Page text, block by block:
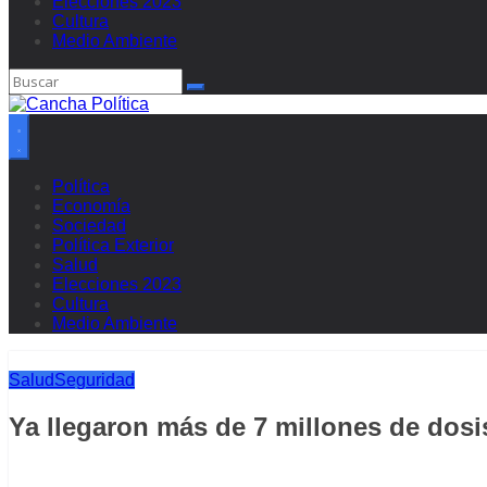
Cultura
Medio Ambiente
Política
Economía
Sociedad
Política Exterior
Salud
Elecciones 2023
Cultura
Medio Ambiente
SaludSeguridad
Ya llegaron más de 7 millones de